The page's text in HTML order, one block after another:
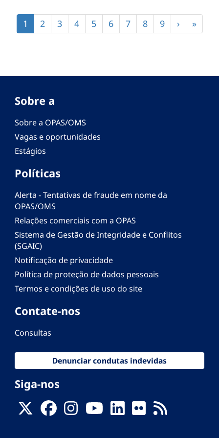
Página
atual
1 Página
2 Página
3 Página
4 Página
5 Página
6 Página
7 Página
8 Página
9
Próxima
página
› »
Sobre a
Sobre a OPAS/OMS
Vagas e oportunidades
Estágios
Políticas
Alerta - Tentativas de fraude em nome da
OPAS/OMS
Relações comerciais com a OPAS
Sistema de Gestão de Integridade e Conflitos
(SGAIC)
Notificação de privacidade
Política de proteção de dados pessoais
Termos e condições de uso do site
Contate-nos
Consultas
Denunciar condutas indevidas
Siga-nos